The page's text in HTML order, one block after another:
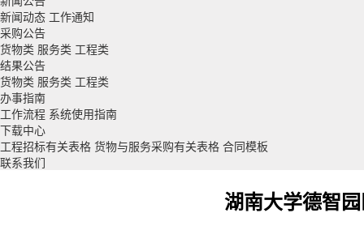
新闻动态 工作通知
采购公告
货物类 服务类 工程类
结果公告
货物类 服务类 工程类
办事指南
工作流程 系统使用指南
下载中心
工程招标有关表格 货物与服务采购有关表格 合同模板
联系我们
湖南大学德智